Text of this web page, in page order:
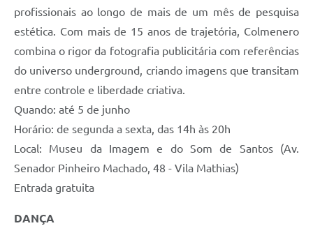
profissionais ao longo de mais de um mês de pesquisa
estética. Com mais de 15 anos de trajetória, Colmenero
combina o rigor da fotografia publicitária com referências
do universo underground, criando imagens que transitam
entre controle e liberdade criativa.
Quando: até 5 de junho
Horário: de segunda a sexta, das 14h às 20h
Local: Museu da Imagem e do Som de Santos (Av.
Senador Pinheiro Machado, 48 - Vila Mathias)
Entrada gratuita
DANÇA